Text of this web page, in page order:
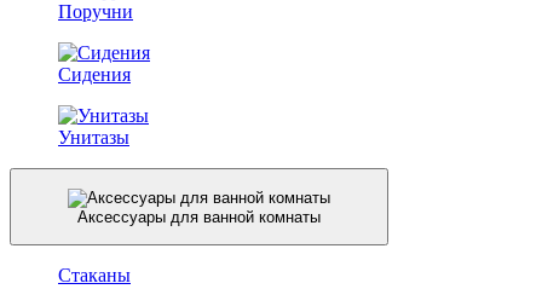
Поручни
Сидения
Унитазы
Аксессуары для ванной комнаты
Стаканы